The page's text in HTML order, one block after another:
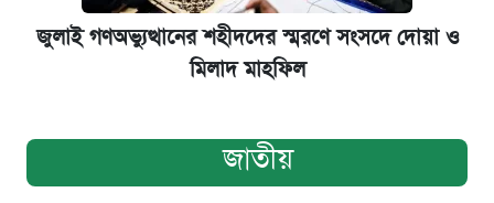
জুলাই গণঅভ্যুত্থানের শহীদদের স্মরণে সংসদে দোয়া ও
মিলাদ মাহফিল
জাতীয়